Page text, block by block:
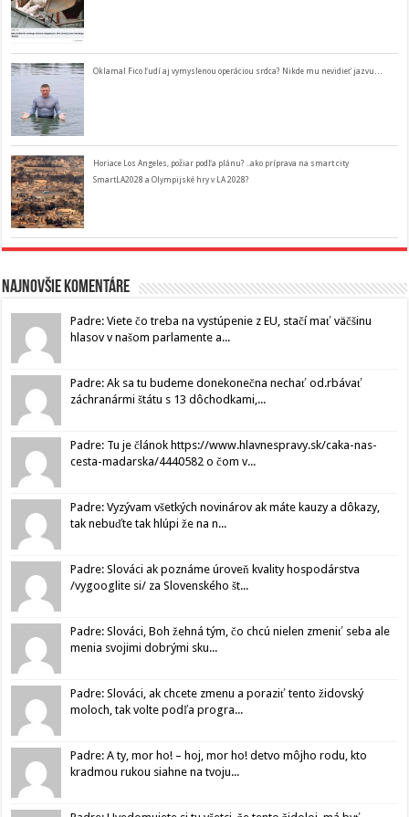
Oklamal Fico ľudí aj vymyslenou operáciou srdca? Nikde mu nevidieť jazvu…
Horiace Los Angeles, požiar podľa plánu? ..ako príprava na smart city
SmartLA2028 a Olympijské hry v LA 2028?
Najnovšie komentáre
Padre: Viete čo treba na vystúpenie z EU, stačí mať väčšinu
hlasov v našom parlamente a...
Padre: Ak sa tu budeme donekonečna nechať od.rbávať
záchranármi štátu s 13 dôchodkami,...
Padre: Tu je článok https://www.hlavnespravy.sk/caka-nas-
cesta-madarska/4440582 o čom v...
Padre: Vyzývam všetkých novinárov ak máte kauzy a dôkazy,
tak nebuďte tak hlúpi že na n...
Padre: Slováci ak poznáme úroveň kvality hospodárstva
/vygooglite si/ za Slovenského št...
Padre: Slováci, Boh žehná tým, čo chcú nielen zmeniť seba ale
menia svojimi dobrými sku...
Padre: Slováci, ak chcete zmenu a poraziť tento židovský
moloch, tak volte podľa progra...
Padre: A ty, mor ho! – hoj, mor ho! detvo môjho rodu, kto
kradmou rukou siahne na tvoju...